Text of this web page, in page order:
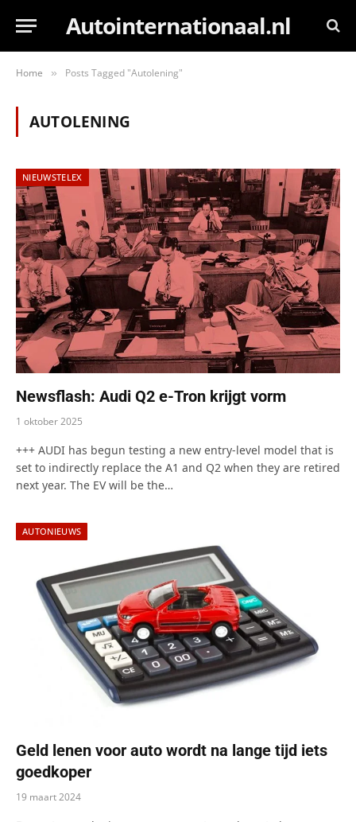
Autointernationaal.nl
Home » Posts Tagged "Autolening"
AUTOLENING
NIEUWSTELEX
Newsflash: Audi Q2 e-Tron krijgt vorm
1 oktober 2025
+++ AUDI has begun testing a new entry-level model that is
set to indirectly replace the A1 and Q2 when they are retired
next year. The EV will be the…
AUTONIEUWS
Geld lenen voor auto wordt na lange tijd iets
goedkoper
19 maart 2024